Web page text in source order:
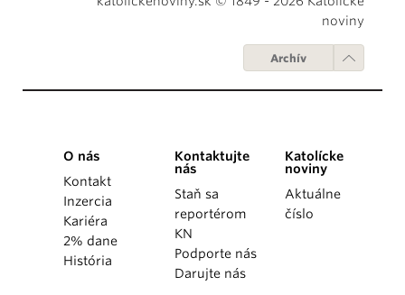
noviny
Archív
O nás
Kontakt
Inzercia
Kariéra
2% dane
História
Kontaktujte
nás
Staň sa
reportérom
KN
Podporte nás
Darujte nás
Katolícke
noviny
Aktuálne
číslo